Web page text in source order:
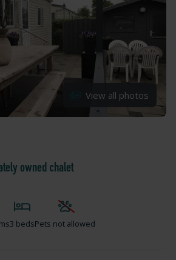
View all photos
owned chalet
3 bedsPets not allowed